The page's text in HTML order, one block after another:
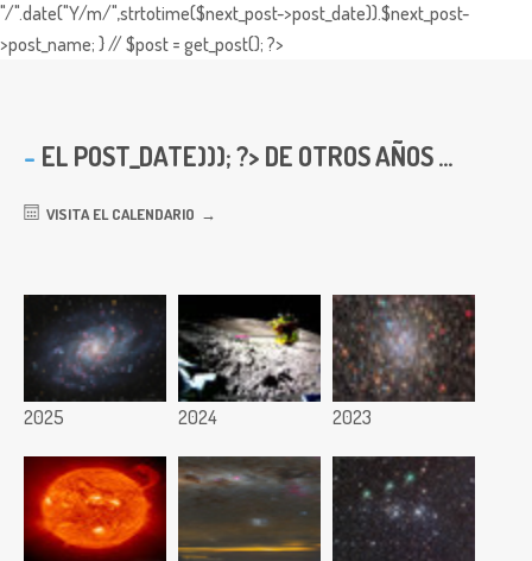
"/".date("Y/m/",strtotime($next_post->post_date)).$next_post-
>post_name; } // $post = get_post(); ?>
EL POST_DATE))); ?> DE OTROS AÑOS ...
VISITA EL CALENDARIO
2025 2024 2023